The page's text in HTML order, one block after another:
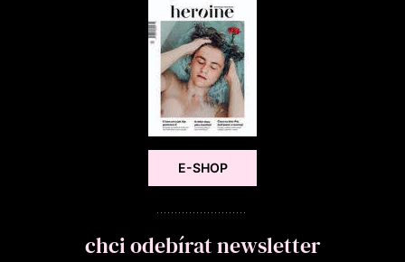
E-SHOP
chci odebírat newsletter